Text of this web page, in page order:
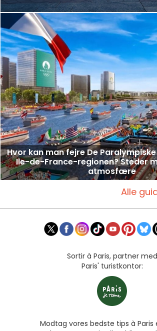
Hvor kan man fejre De
Ile-de-France-regionen? Steder
atmosfære
Alle
Sortir à Paris, partner med
Paris' turistkontor:
Modtag vores bedste tips à Paris